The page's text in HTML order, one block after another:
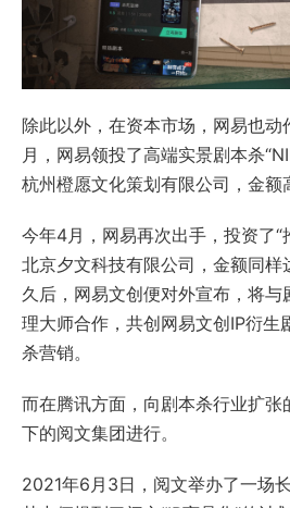
除此以外，在资本市场，网易也动
月，网易领投了高端实景剧本杀
杭州橙愿文化策划有限公司，金额
今年4月，网易再次出手，投资了“
北京夕文科技有限公司，金额同样
久后，网易文创便对外宣布，将与
理大师合作，共创网易文创IP衍生
杀营销。
而在腾讯方面，向剧本杀行业扩张
下的阅文集团进行。
2021年6月3日，阅文举办了一场